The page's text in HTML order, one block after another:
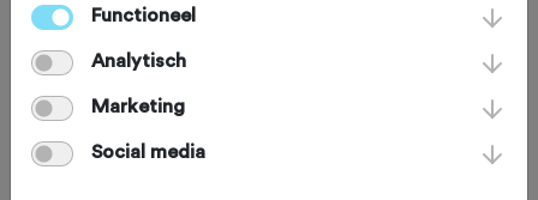
Theo de Rooij Classic
MTB 2026
Mountainbike
Functioneel
Analytisch
Marketing
Social media